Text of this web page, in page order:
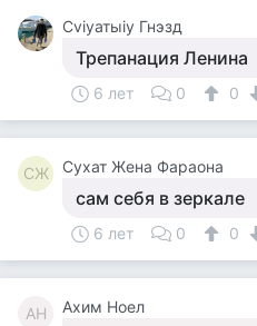
Cviyатыiy Гнэзд
Трепанация Ленина
6 лет 0 0
СЖ Сухат Жена Фараона
сам себя в зеркале
6 лет 0 0
АН Ахим Ноел